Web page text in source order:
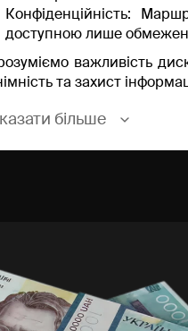
Конфіденційність:
доступною лише
важливість
та захист
психологічну стійкість,
Спеціальна фізична
таких як Панкратіон, що
з них мають чемпіонські
більше